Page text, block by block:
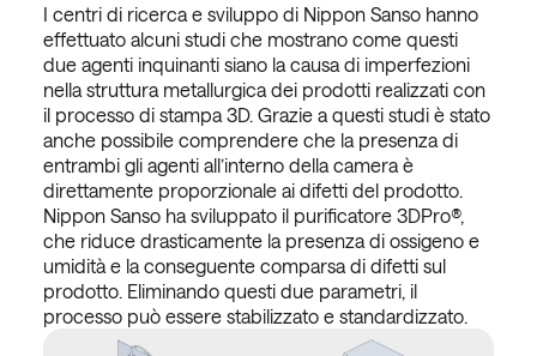
I centri di ricerca e sviluppo di Nippon Sanso hanno
effettuato alcuni studi che mostrano come questi
due agenti inquinanti siano la causa di imperfezioni
nella struttura metallurgica dei prodotti realizzati con
il processo di stampa 3D. Grazie a questi studi è stato
anche possibile comprendere che la presenza di
entrambi gli agenti all’interno della camera è
direttamente proporzionale ai difetti del prodotto.
Nippon Sanso ha sviluppato il purificatore 3DPro®,
che riduce drasticamente la presenza di ossigeno e
umidità e la conseguente comparsa di difetti sul
prodotto. Eliminando questi due parametri, il
processo può essere stabilizzato e standardizzato.